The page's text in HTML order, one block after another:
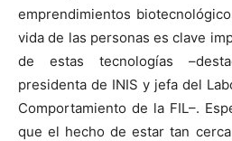
emprendimientos
vida de las personas es clave
de estas tecnologías
presidenta de INIS y jefa del
Comportamiento de la FIL–.
que el hecho de estar tan